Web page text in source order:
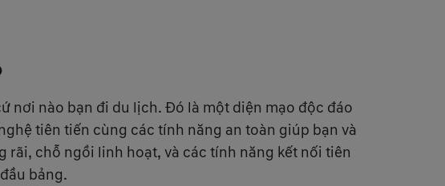
nơi nào bạn đi du lịch. Đó là một diện mạo độc đáo
tiên tiến cùng các tính năng an toàn giúp bạn và
rãi, chỗ ngồi linh hoạt, và các tính năng kết nối tiên
bảng.